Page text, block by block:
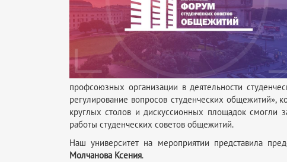
профсоюзных организации в деятельности
регулирование вопросов студенческих общежитий»,
круглых столов и дискуссионных площадок смогли
работы студенческих советов общежитий.
Наш университет на мероприятии представила
Молчанова Ксения.